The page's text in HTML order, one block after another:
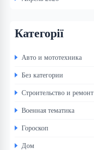
Категорії
Авто и мототехника
Без категории
Строительство и ремонт
Военная тематика
Гороскоп
Дом